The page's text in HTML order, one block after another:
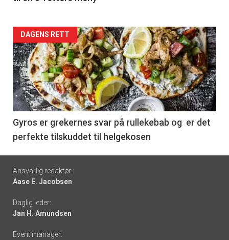
Forsiden
akkurat
nå
-
6
DAGENS RETT
Gyros er grekernes svar på rullekebab og er det
perfekte tilskuddet til helgekosen
Footer
-
links
Ansvarlig redaktør:
Aase E. Jacobsen
Daglig leder:
Jan H. Amundsen
Event manager: